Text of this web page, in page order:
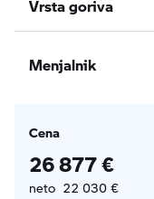
Menjalnik
Cena
26 877 €
neto 22 030 €